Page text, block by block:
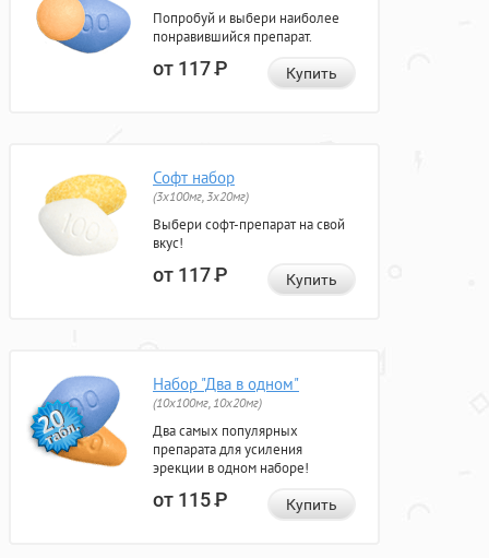
Попробуй и выбери наиболее
понравившийся препарат.
от 117Р Купить
Софт набор
(3x100мг, 3x20мг)
Выбери софт-препарат на свой
вкус!
от 117Р Купить
Набор "Два в одном"
(10x100мг, 10x20мг)
Два самых популярных
препарата для усиления
эрекции в одном наборе!
от 115Р Купить